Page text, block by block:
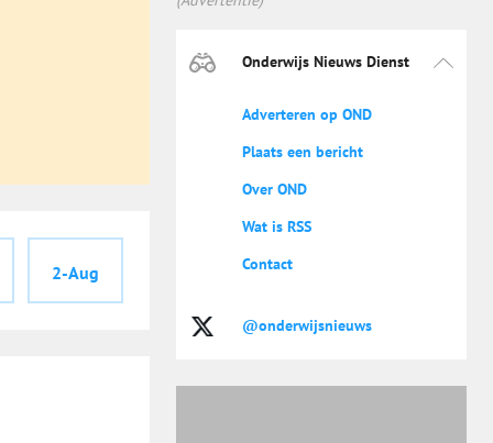
2-Aug
Onderwijs Nieuws Dienst
Adverteren op OND
Plaats een bericht
Over OND
Wat is RSS
Contact
@onderwijsnieuws